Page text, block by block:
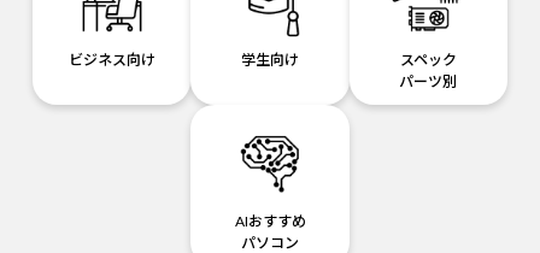
ビジネス向け 学生向け
スペック
パーツ別
AIおすすめ
パソコン